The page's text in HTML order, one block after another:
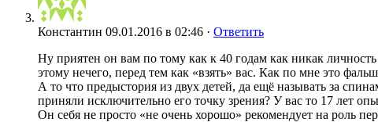
Константин 09.01.2016 в 02:46 · Ответить
Ну приятен он вам по тому как к 40 годам как никак
этому нечего, перед тем как «взять» вас. Как по мне это
А то что предыстория из двух детей, да ещё называть за
приняли исключительно его точку зрения? У вас то 17 лет
Он себя не просто «не очень хорошо» рекомендует на роль